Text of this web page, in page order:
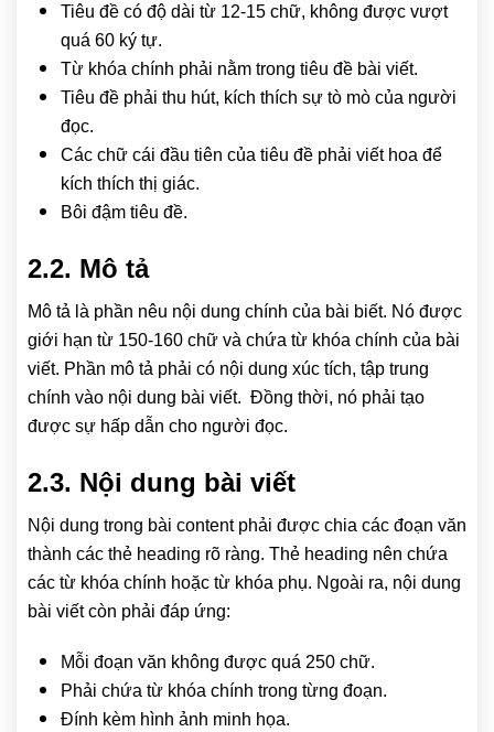
Tiêu đề có độ dài từ 12-15 chữ, không được vượt
quá 60 ký tự.
Từ khóa chính phải nằm trong tiêu đề bài viết.
Tiêu đề phải thu hút, kích thích sự tò mò của người
đọc.
Các chữ cái đầu tiên của tiêu đề phải viết hoa để
kích thích thị giác.
Bôi đậm tiêu đề.
2.2. Mô tả
Mô tả là phần nêu nội dung chính của bài biết. Nó được
giới hạn từ 150-160 chữ và chứa từ khóa chính của bài
viết. Phần mô tả phải có nội dung xúc tích, tập trung
chính vào nội dung bài viết. Đồng thời, nó phải tạo
được sự hấp dẫn cho người đọc.
2.3. Nội dung bài viết
Nội dung trong bài content phải được chia các đoạn văn
thành các thẻ heading rõ ràng. Thẻ heading nên chứa
các từ khóa chính hoặc từ khóa phụ. Ngoài ra, nội dung
bài viết còn phải đáp ứng:
Mỗi đoạn văn không được quá 250 chữ.
Phải chứa từ khóa chính trong từng đoạn.
Đính kèm hình ảnh minh họa.